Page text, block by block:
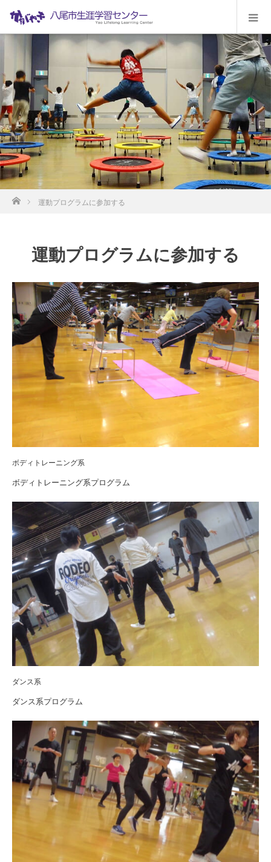
ホーム運動プログラムに参加する
運動プログラムに参加する
ボディトレーニング系
ボディトレーニング系プログラム
ダンス系
ダンス系プログラム